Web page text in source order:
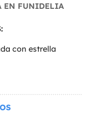
EN FUNIDELIA
con estrella